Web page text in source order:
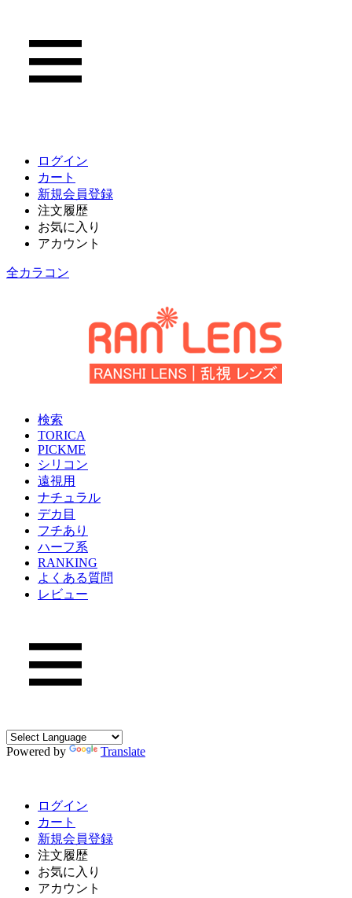
ログイン
カート
新規会員登録
注文履歴
お気に入り
アカウント
全カラコン
検索
TORICA
PICKME
シリコン
遠視用
ナチュラル
デカ目
フチあり
ハーフ系
RANKING
よくある質問
レビュー
Powered by Translate
ログイン
カート
新規会員登録
注文履歴
お気に入り
アカウント